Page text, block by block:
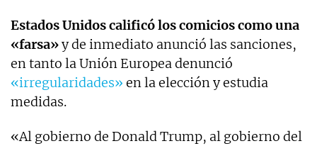
Estados Unidos calificó los comicios como una
«farsa»y de inmediato anunció las sanciones,
en tanto la Unión Europea denunció
«irregularidades» en la elección y estudia
medidas.
«Al gobierno de Donald Trump, al gobierno del